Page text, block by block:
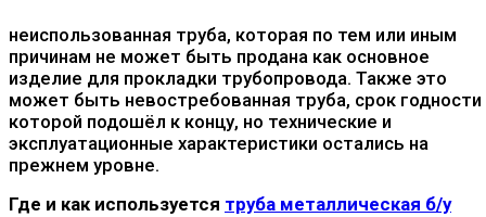
неиспользованная труба, которая по тем или иным
причинам не может быть продана как основное
изделие для прокладки трубопровода. Также это
может быть невостребованная труба, срок годности
которой подошёл к концу, но технические и
эксплуатационные характеристики остались на
прежнем уровне.
Где и как используется труба металлическая б/у